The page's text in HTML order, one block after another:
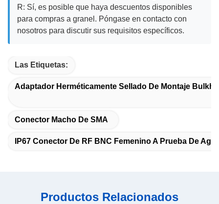
R: Sí, es posible que haya descuentos disponibles
para compras a granel. Póngase en contacto con
nosotros para discutir sus requisitos específicos.
Las Etiquetas:
Adaptador Herméticamente Sellado De Montaje
Conector Macho De SMA
IP67 Conector De RF BNC Femenino A Prueba De
Productos Relacionados